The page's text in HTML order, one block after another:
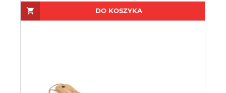
DO KOSZYKA